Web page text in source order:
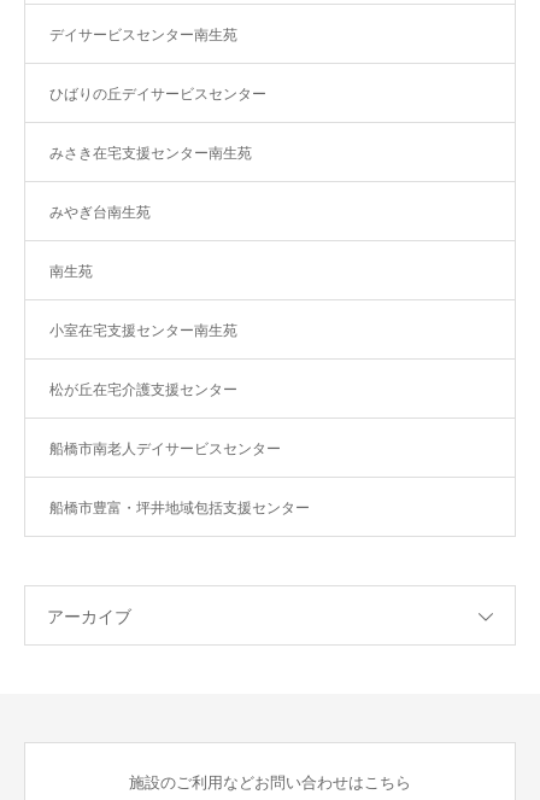
デイサービスセンター南生苑
ひばりの丘デイサービスセンター
みさき在宅支援センター南生苑
みやぎ台南生苑
南生苑
小室在宅支援センター南生苑
松が丘在宅介護支援センター
船橋市南老人デイサービスセンター
船橋市豊富・坪井地域包括支援センター
アーカイブ
施設のご利用などお問い合わせはこちら